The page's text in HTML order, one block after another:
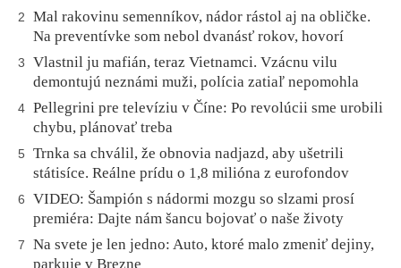
2
Mal rakovinu semenníkov, nádor rástol aj na obličke.
Na preventívke som nebol dvanásť rokov, hovorí
3
Vlastnil ju mafián, teraz Vietnamci. Vzácnu vilu
demontujú neznámi muži, polícia zatiaľ nepomohla
4 Pellegrini pre televíziu v Číne: Po revolúcii sme urobili
chybu, plánovať treba
5
Trnka sa chválil, že obnovia nadjazd, aby ušetrili
státisíce. Reálne prídu o 1,8 milióna z eurofondov
6
VIDEO: Šampión s nádormi mozgu so slzami prosí
premiéra: Dajte nám šancu bojovať o naše životy
7
Na svete je len jedno: Auto, ktoré malo zmeniť dejiny,
parkuje v Brezne